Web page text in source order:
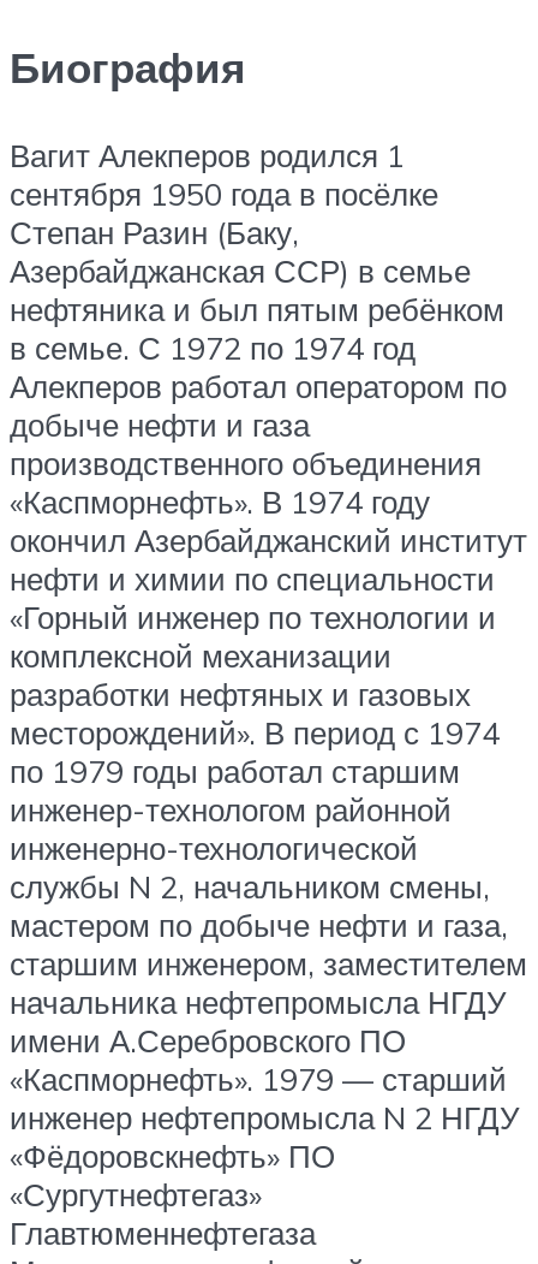
Биография
Вагит Алекперов родился 1
сентября 1950 года в посёлке
Степан Разин (Баку,
Азербайджанская ССР) в семье
нефтяника и был пятым ребёнком
в семье. С 1972 по 1974 год
Алекперов работал оператором по
добыче нефти и газа
производственного объединения
«Каспморнефть». В 1974 году
окончил Азербайджанский институт
нефти и химии по специальности
«Горный инженер по технологии и
комплексной механизации
разработки нефтяных и газовых
месторождений». В период с 1974
по 1979 годы работал старшим
инженер-технологом районной
инженерно-технологической
службы N 2, начальником смены,
мастером по добыче нефти и газа,
старшим инженером, заместителем
начальника нефтепромысла НГДУ
имени А.Серебровского ПО
«Каспморнефть». 1979 — старший
инженер нефтепромысла N 2 НГДУ
«Фёдоровскнефть» ПО
«Сургутнефтегаз»
Главтюменнефтегаза